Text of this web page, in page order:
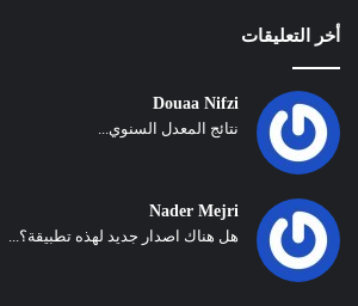
أخر التعليقات
Douaa Nifzi
نتائج المعدل السنوي...
Nader Mejri
هل هناك اصدار جديد لهذه تطبيقة؟...